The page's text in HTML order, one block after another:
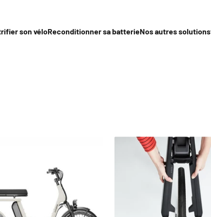
son véloReconditionner sa batterieNos autres solutions